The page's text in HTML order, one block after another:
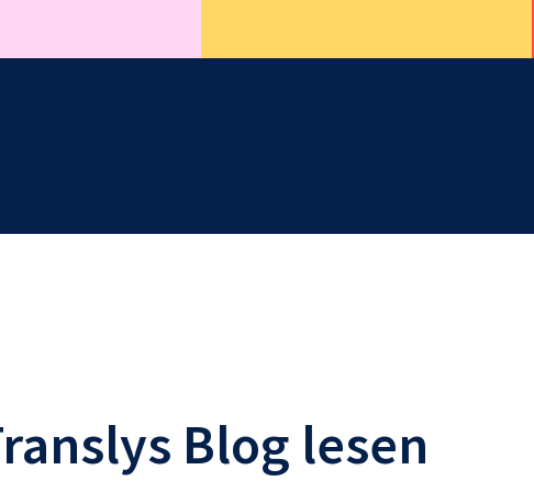
Blog lesen